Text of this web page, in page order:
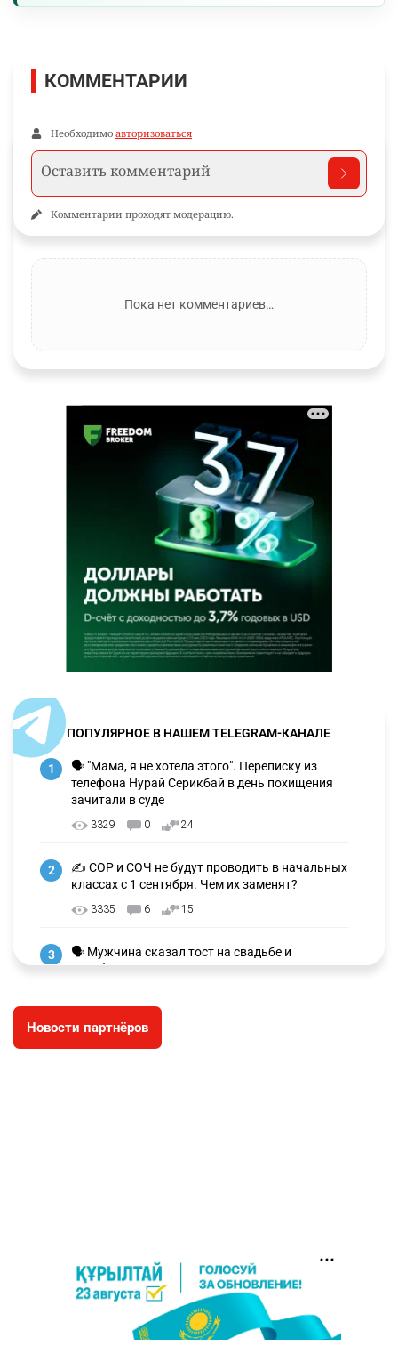
КОММЕНТАРИИ
Необходимо авторизоваться
Комментарии проходят модерацию.
Пока нет комментариев…
ПОПУЛЯРНОЕ В НАШЕМ TELEGRAM-КАНАЛЕ
1
🗣 "Мама, я не хотела этого". Переписку из
телефона Нурай Серикбай в день похищения
зачитали в суде
3329 0 24
2
✍️ СОР и СОЧ не будут проводить в начальных
классах с 1 сентября. Чем их заменят?
3335 6 15
3
🗣 Мужчина сказал тост на свадьбе и
заработал уголовное дело
🐏 Скота больше, а мясо дороже. Почему в
Казахстане продолжают расти цены на
2798 2
🇫🇷 Клуб ПСЖ объявил об открытии своей
футбольной академии в Астане
Новости партнёров